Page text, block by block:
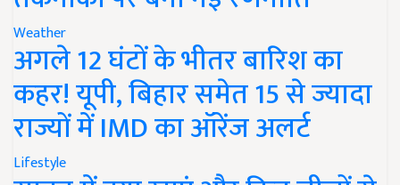
Weather
अगले 12 घंटों के भीतर बारिश का
कहर! यूपी, बिहार समेत 15 से ज्यादा
राज्यों में IMD का ऑरेंज अलर्ट
Lifestyle